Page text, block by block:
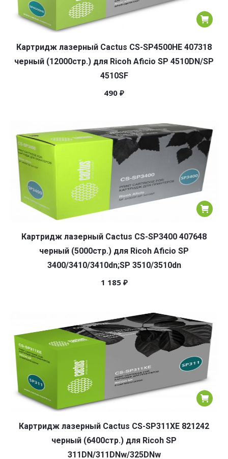
Картридж лазерный Cactus CS-SP4500HE 407318
черный (12000стр.) для Ricoh Aficio SP 4510DN/SP
4510SF
490 ₽
Картридж лазерный Cactus CS-SP3400 407648
черный (5000стр.) для Ricoh Aficio SP
3400/3410/3410dn;SP 3510/3510dn
1 185 ₽
Картридж лазерный Cactus CS-SP311XE 821242
черный (6400стр.) для Ricoh SP
311DN/311DNw/325DNw